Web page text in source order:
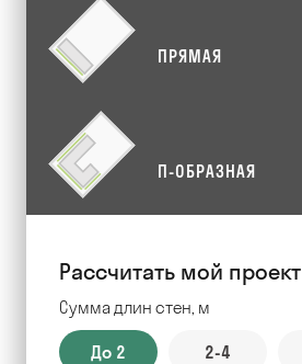
ПРЯМАЯ
П-ОБРАЗНАЯ
Рассчитать мой проект
Сумма длин стен, м
До 2 2-4